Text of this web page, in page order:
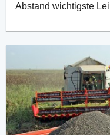
Abstand wichtigste